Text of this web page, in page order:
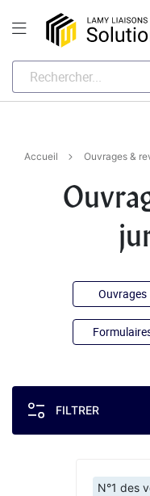
Accueil Ouvrages &
Ouvrages
FILTRER
N°1 des